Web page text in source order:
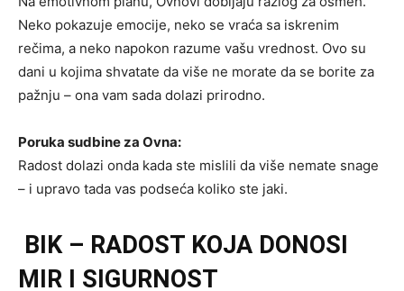
Neko pokazuje emocije, neko se vraća sa iskrenim
rečima, a neko napokon razume vašu vrednost. Ovo su
dani u kojima shvatate da više ne morate da se borite za
pažnju – ona vam sada dolazi prirodno.
Poruka sudbine za Ovna:
Radost dolazi onda kada ste mislili da više nemate snage
– i upravo tada vas podseća koliko ste jaki.
BIK – RADOST KOJA DONOSI
MIR I SIGURNOST